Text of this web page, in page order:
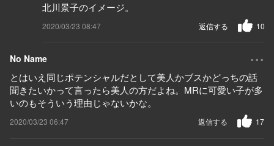
北川景子のイメージ。
2020/03/23 08:47 10
返信する
No Name ...
とはいえ同じポテンシャルだとして美人かブスかどっちの話
聞きたいかって言ったら美人の方だよね。MRに可愛い子が多
いのもそういう理由じゃないかな。
2020/03/23 06:47 17
返信する